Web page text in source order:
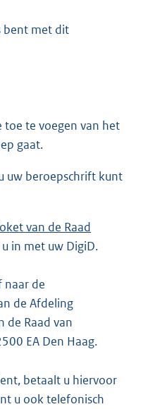
bent met dit
toe te voegen van het
gaat.
uw beroepschrift kunt
van de Raad
in met uw DigiD.
naar de
de Afdeling
de Raad van
EA Den Haag.
betaalt u hiervoor
u ook telefonisch